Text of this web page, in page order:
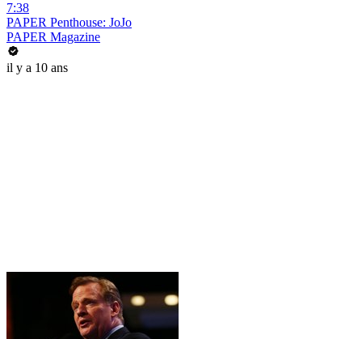
7:38
PAPER Penthouse: JoJo
PAPER Magazine
il y a 10 ans